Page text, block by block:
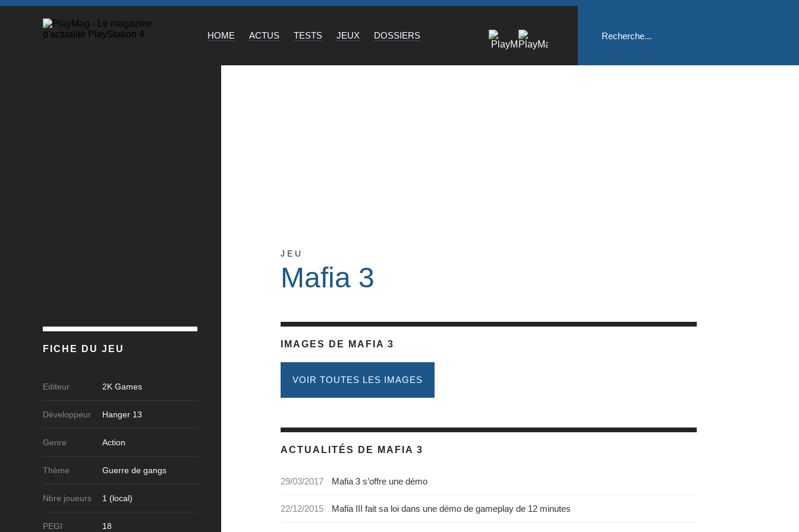
HOME ACTUS TESTS JEUX DOSSIERS
JEU
Mafia 3
IMAGES DE MAFIA 3
VOIR TOUTES LES IMAGES
ACTUALITÉS DE MAFIA 3
29/03/2017 Mafia 3 s’offre une démo
22/12/2015 Mafia III fait sa loi dans une démo de gameplay de 12 minutes
FICHE DU JEU
Editeur 2K Games
Développeur Hanger 13
Genre Action
Thème Guerre de gangs
Nbre joueurs 1 (local)
PEGI 18